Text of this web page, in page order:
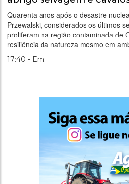
Quarenta anos após o desastre
Przewalski, considerados os últimos
proliferam na região contaminada de
resiliência da natureza mesmo em
17:40 - Em: